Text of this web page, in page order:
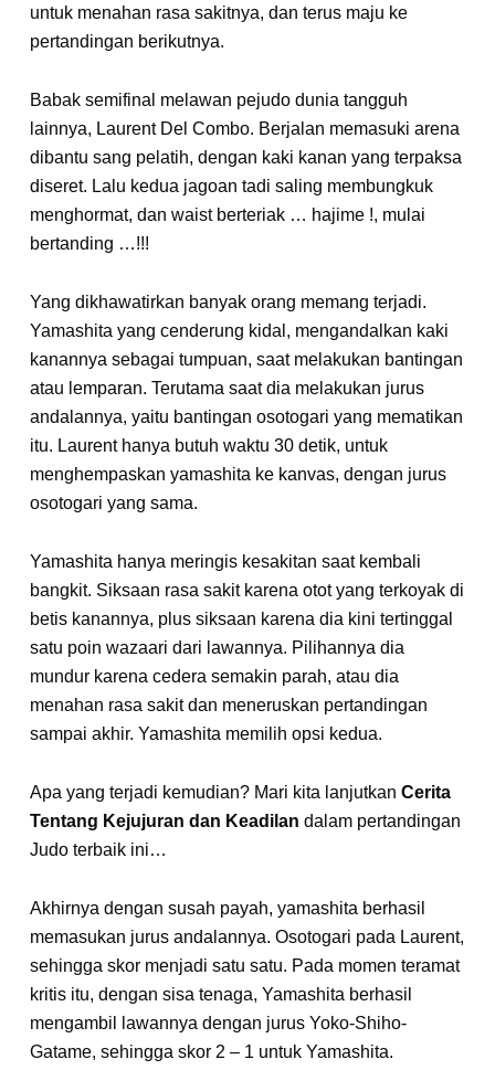
untuk menahan rasa sakitnya, dan terus maju ke
pertandingan berikutnya.
Babak semifinal melawan pejudo dunia tangguh
lainnya, Laurent Del Combo. Berjalan memasuki arena
dibantu sang pelatih, dengan kaki kanan yang terpaksa
diseret. Lalu kedua jagoan tadi saling membungkuk
menghormat, dan waist berteriak … hajime !, mulai
bertanding …!!!
Yang dikhawatirkan banyak orang memang terjadi.
Yamashita yang cenderung kidal, mengandalkan kaki
kanannya sebagai tumpuan, saat melakukan bantingan
atau lemparan. Terutama saat dia melakukan jurus
andalannya, yaitu bantingan osotogari yang mematikan
itu. Laurent hanya butuh waktu 30 detik, untuk
menghempaskan yamashita ke kanvas, dengan jurus
osotogari yang sama.
Yamashita hanya meringis kesakitan saat kembali
bangkit. Siksaan rasa sakit karena otot yang terkoyak di
betis kanannya, plus siksaan karena dia kini tertinggal
satu poin wazaari dari lawannya. Pilihannya dia
mundur karena cedera semakin parah, atau dia
menahan rasa sakit dan meneruskan pertandingan
sampai akhir. Yamashita memilih opsi kedua.
Apa yang terjadi kemudian? Mari kita lanjutkan Cerita
Tentang Kejujuran dan Keadilan dalam pertandingan
Judo terbaik ini…
Akhirnya dengan susah payah, yamashita berhasil
memasukan jurus andalannya. Osotogari pada Laurent,
sehingga skor menjadi satu satu. Pada momen teramat
kritis itu, dengan sisa tenaga, Yamashita berhasil
mengambil lawannya dengan jurus Yoko-Shiho-
Gatame, sehingga skor 2 – 1 untuk Yamashita.